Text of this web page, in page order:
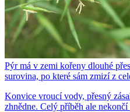
Pýr má v zemi kořeny dlouhé
surovina, po které sám zmizí z
Konvice vroucí vody, přesný
zhnědne. Celý příběh ale